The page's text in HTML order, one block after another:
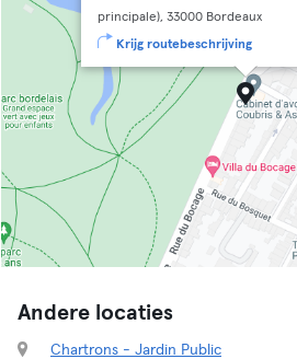
principale), 33000 Bordeaux
Krijg routebeschrijving
Andere locaties
Chartrons - Jardin Public